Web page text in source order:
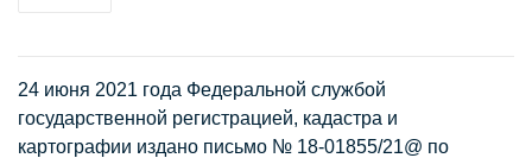
24 июня 2021 года Федеральной службой
государственной регистрацией, кадастра и
картографии издано письмо № 18-01855/21@ по